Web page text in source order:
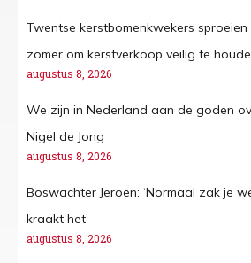
Twentse kerstbomenkwekers
zomer om kerstverkoop veilig te
augustus 8, 2026
We zijn in Nederland aan de goden
Nigel de Jong
augustus 8, 2026
Boswachter Jeroen: ‘Normaal zak je
kraakt het’
augustus 8, 2026